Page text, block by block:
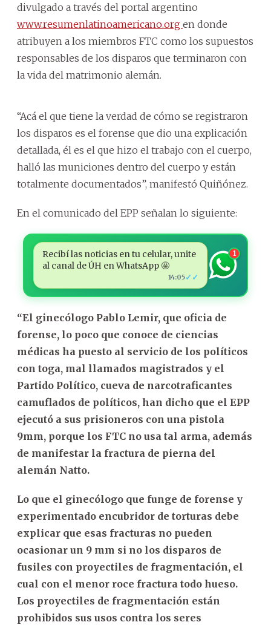
divulgado a través del portal argentino
www.resumenlatinoamericano.org en donde
atribuyen a los miembros FTC como los supuestos
responsables de los disparos que terminaron con
la vida del matrimonio alemán.
“Acá el que tiene la verdad de cómo se registraron
los disparos es el forense que dio una explicación
detallada, él es el que hizo el trabajo con el cuerpo,
halló las municiones dentro del cuerpo y están
totalmente documentados”, manifestó Quiñónez.
En el comunicado del EPP señalan lo siguiente:
Recibí las noticias en tu celular, unite
al canal de ÚH en WhatsApp 🤩
14:05✓✓
1
“El ginecólogo Pablo Lemir, que oficia de
forense, lo poco que conoce de ciencias
médicas ha puesto al servicio de los políticos
con toga, mal llamados magistrados y el
Partido Político, cueva de narcotraficantes
camuflados de políticos, han dicho que el EPP
ejecutó a sus prisioneros con una pistola
9mm, porque los FTC no usa tal arma, además
de manifestar la fractura de pierna del
alemán Natto.
Lo que el ginecólogo que funge de forense y
experimentado encubridor de torturas debe
explicar que esas fracturas no pueden
ocasionar un 9 mm si no los disparos de
fusiles con proyectiles de fragmentación, el
cual con el menor roce fractura todo hueso.
Los proyectiles de fragmentación están
prohibidos sus usos contra los seres